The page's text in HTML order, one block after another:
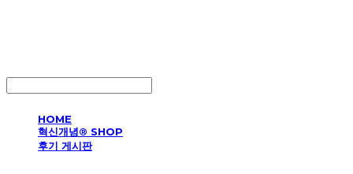
HOME
혁신개념® SHOP
후기 게시판